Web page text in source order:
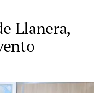
Llanera,